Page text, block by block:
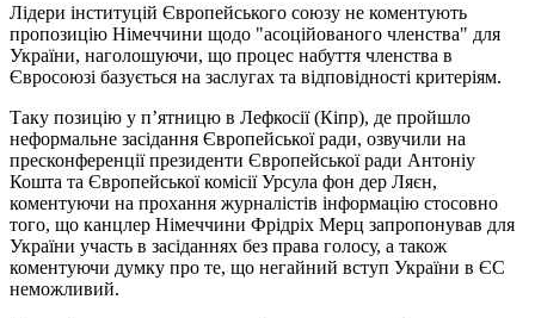
Лідери інституцій Європейського союзу не коментують
пропозицію Німеччини щодо "асоційованого членства" для
України, наголошуючи, що процес набуття членства в
Євросоюзі базується на заслугах та відповідності критеріям.
Таку позицію у п’ятницю в Лефкосії (Кіпр), де пройшло
неформальне засідання Європейської ради, озвучили на
пресконференції президенти Європейської ради Антоніу
Кошта та Європейської комісії Урсула фон дер Ляєн,
коментуючи на прохання журналістів інформацію стосовно
того, що канцлер Німеччини Фрідріх Мерц запропонував для
України участь в засіданнях без права голосу, а також
коментуючи думку про те, що негайний вступ України в ЄС
неможливий.